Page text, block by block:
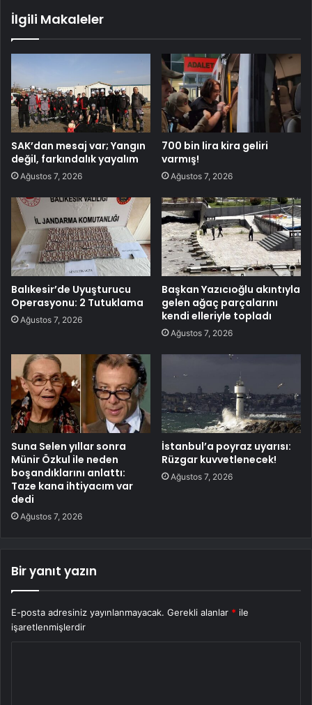
İlgili Makaleler
SAK’dan mesaj var; Yangın
değil, farkındalık yayalım
Ağustos 7, 2026
700 bin lira kira geliri
varmış!
Ağustos 7, 2026
Balıkesir’de Uyuşturucu
Operasyonu: 2 Tutuklama
Ağustos 7, 2026
Başkan Yazıcıoğlu akıntıyla
gelen ağaç parçalarını
kendi elleriyle topladı
Ağustos 7, 2026
Suna Selen yıllar sonra
Münir Özkul ile neden
boşandıklarını anlattı:
Taze kana ihtiyacım var
dedi
Ağustos 7, 2026
İstanbul’a poyraz uyarısı:
Rüzgar kuvvetlenecek!
Ağustos 7, 2026
Bir yanıt yazın
E-posta adresiniz yayınlanmayacak. Gerekli alanlar * ile
işaretlenmişlerdir